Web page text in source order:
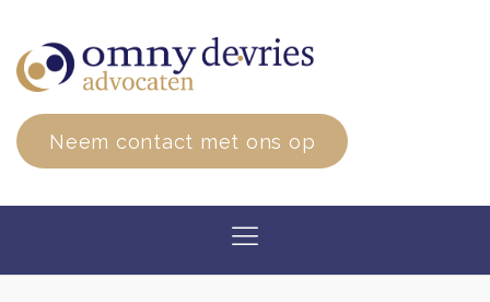
Neem contact met ons op